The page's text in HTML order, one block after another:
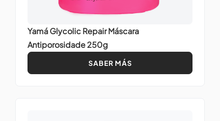
Yamá Glycolic Repair Máscara
Antiporosidade 250g
SABER MÁS